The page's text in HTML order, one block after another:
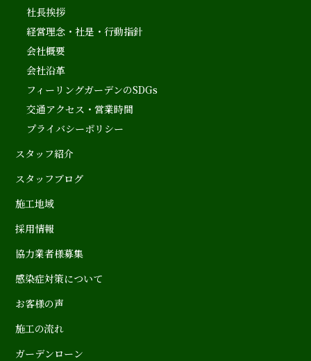
社長挨拶
経営理念・社是・行動指針
会社概要
会社沿革
フィーリングガーデンのSDGs
交通アクセス・営業時間
プライバシーポリシー
スタッフ紹介
スタッフブログ
施工地域
採用情報
協力業者様募集
感染症対策について
お客様の声
施工の流れ
ガーデンローン